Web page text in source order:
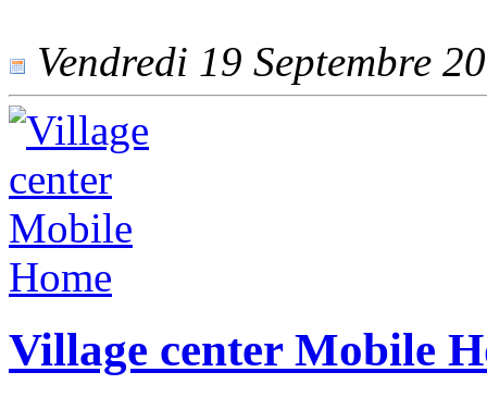
Vendredi 19 Septembre
Village center Mobile